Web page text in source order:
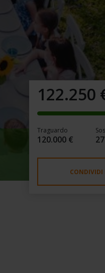
122.250
Traguardo
120.000 € 27
CONDIVIDI